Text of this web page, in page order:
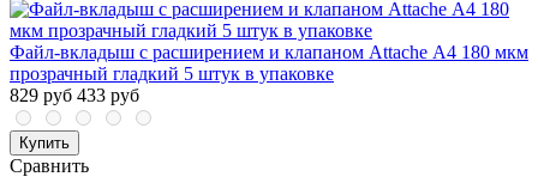
Файл-вкладыш с расширением и клапаном Attache А4 180 мкм
прозрачный гладкий 5 штук в упаковке
829 руб 433 руб
Купить
Сравнить